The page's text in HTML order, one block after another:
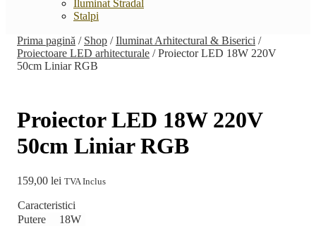
Iluminat Stradal
Stalpi
Prima pagină / Shop /Iluminat Arhitectural & Biserici /
Proiectoare LED arhitecturale /Proiector LED 18W 220V
50cm Liniar RGB
Proiector LED 18W 220V
50cm Liniar RGB
159,00 lei TVA Inclus
Caracteristici
Putere
18W